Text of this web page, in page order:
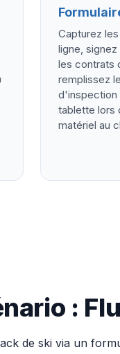
Capturez
ligne,
les contrats
remplissez
d'inspection
tablette lors
matériel au
:
de ski via un